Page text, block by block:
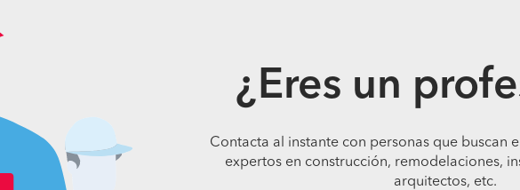
¿Eres un
Contacta al instante con personas que buscan
expertos en construcción, remodelaciones,
arquitectos, etc.